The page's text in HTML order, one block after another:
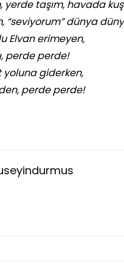
yerde taşım, havada
“seviyorum” dünya
Elvan erimeyen,
perde perde!
yoluna giderken,
perde perde!